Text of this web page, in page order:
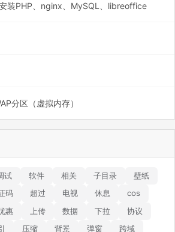
装PHP、nginx、MySQL、libreoffice
分区（虚拟内存）
试 软件 相关 子目录
壁纸
码 超过 电视 休息
cos
惠 上传 数据 下拉
协议
压缩 背景 弹窗 跨域